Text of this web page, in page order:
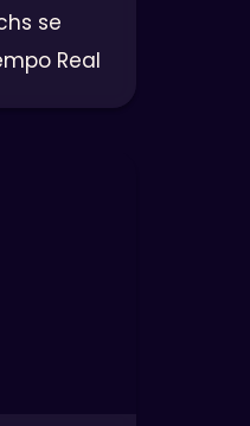
se
Real